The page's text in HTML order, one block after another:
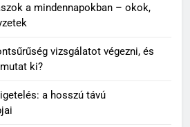
a mindennapokban – okok,
vizsgálatot végezni, és
ki?
a hosszú távú
OTTHON
Skechers szandál gyerekeknek:
nyári napokra
VÁSÁRLÁS